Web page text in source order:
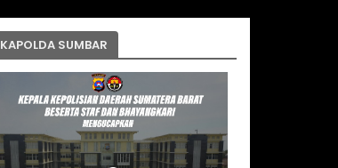
KAPOLDA SUMBAR